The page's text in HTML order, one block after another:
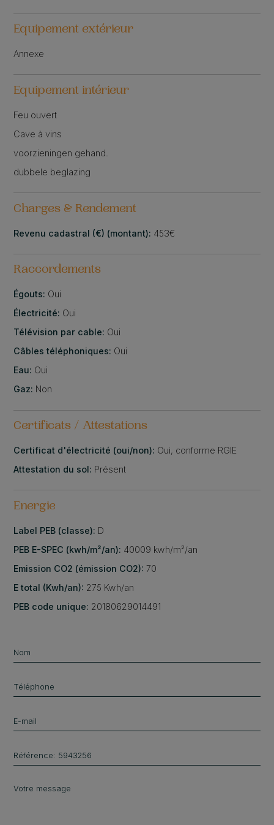
Equipement extérieur
Annexe
Equipement intérieur
Feu ouvert
Cave à vins
voorzieningen gehand.
dubbele beglazing
Charges & Rendement
Revenu cadastral (€) (montant): 453€
Raccordements
Égouts: Oui
Électricité: Oui
Télévision par cable: Oui
Câbles téléphoniques: Oui
Eau: Oui
Gaz: Non
Certificats / Attestations
Certificat d'électricité (oui/non): Oui, conforme RGIE
Attestation du sol: Présent
Energie
Label PEB (classe): D
PEB E-SPEC (kwh/m²/an): 40009 kwh/m²/an
Emission CO2 (émission CO2):70
E total (Kwh/an): 275 Kwh/an
PEB code unique: 20180629014491